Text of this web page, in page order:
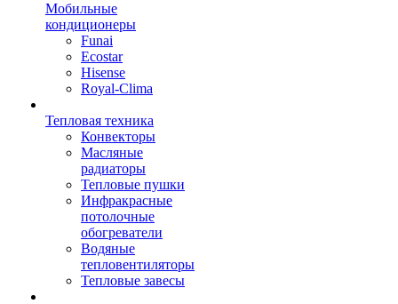
Мобильные
кондиционеры
Funai
Ecostar
Hisense
Royal-Clima
Тепловая техника
Конвекторы
Масляные
радиаторы
Тепловые пушки
Инфракрасные
потолочные
обогреватели
Водяные
тепловентиляторы
Тепловые завесы